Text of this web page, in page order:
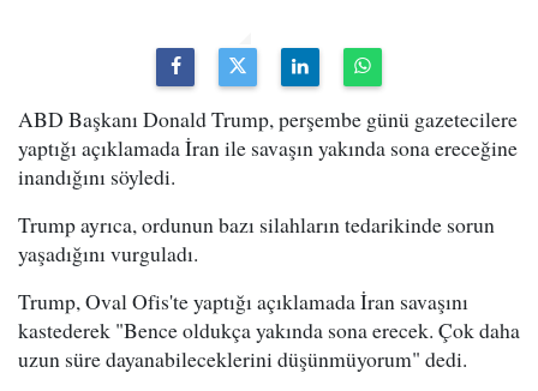
ABD Başkanı Donald Trump, perşembe günü gazetecilere
yaptığı açıklamada İran ile savaşın yakında sona ereceğine
inandığını söyledi.
Trump ayrıca, ordunun bazı silahların tedarikinde sorun
yaşadığını vurguladı.
Trump, Oval Ofis'te yaptığı açıklamada İran savaşını
kastederek "Bence oldukça yakında sona erecek. Çok daha
uzun süre dayanabileceklerini düşünmüyorum" dedi.